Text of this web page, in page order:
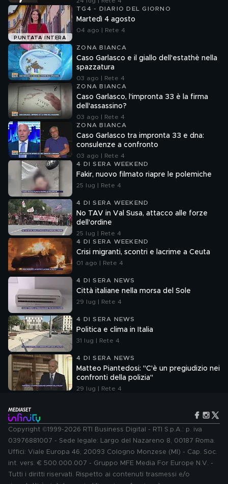
PUNTATA INTERA
TG4 - DIARIO DEL GIORNO
Martedì 4 agosto
04 ago | Rete 4
ZONA BIANCA
Caso Garlasco e il giallo dell'estathè nella
spazzatura
03 ago | Rete 4
ZONA BIANCA
Caso Garlasco, l'impronta 33 è la firma
dell'assassino?
03 ago | Rete 4
ZONA BIANCA
Caso Garlasco tra impronta 33 e dna:
consulenze a confronto
03 ago | Rete 4
4 DI SERA WEEKEND
Fakir, nuovo filmato riapre le polemiche
25 lug | Rete 4
4 DI SERA WEEKEND
No TAV in Val Susa, attacco alle forze
dell'ordine
25 lug | Rete 4
4 DI SERA WEEKEND
Crisi migranti, scontri e lacrime a Ceuta
01 ago | Rete 4
4 DI SERA NEWS
Città italiane nella morsa del Sole
29 lug | Rete 4
4 DI SERA NEWS
Politica e clima in Italia
31 lug | Rete 4
4 DI SERA NEWS
Matteo Piantedosi: "C'è un pregiudizio nei
confronti della polizia"
29 lug | Rete 4
Copyright ©1999-2026 RTI Business Digital - RTI S.p.A.: p. iva
03976881007 - Sede legale: Largo del Nazareno 8, 00187 Roma.
Uffici: Viale Europa 46, 20093 Cologno Monzese (MI) - Cap. Soc.
int. vers. € 500.000.007 - Gruppo MFE Media For Europe N.V. -
Tutti i diritti riservati. Rispetto ai contenuti trasmessi e/o